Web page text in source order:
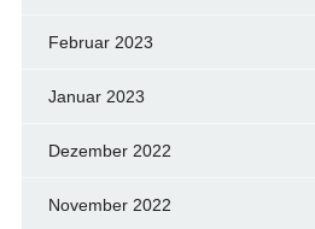
Februar 2023
Januar 2023
Dezember 2022
November 2022